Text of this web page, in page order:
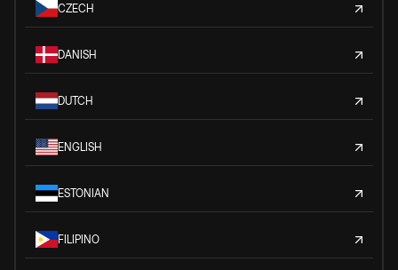
CZECH
DANISH
DUTCH
ENGLISH
ESTONIAN
FILIPINO